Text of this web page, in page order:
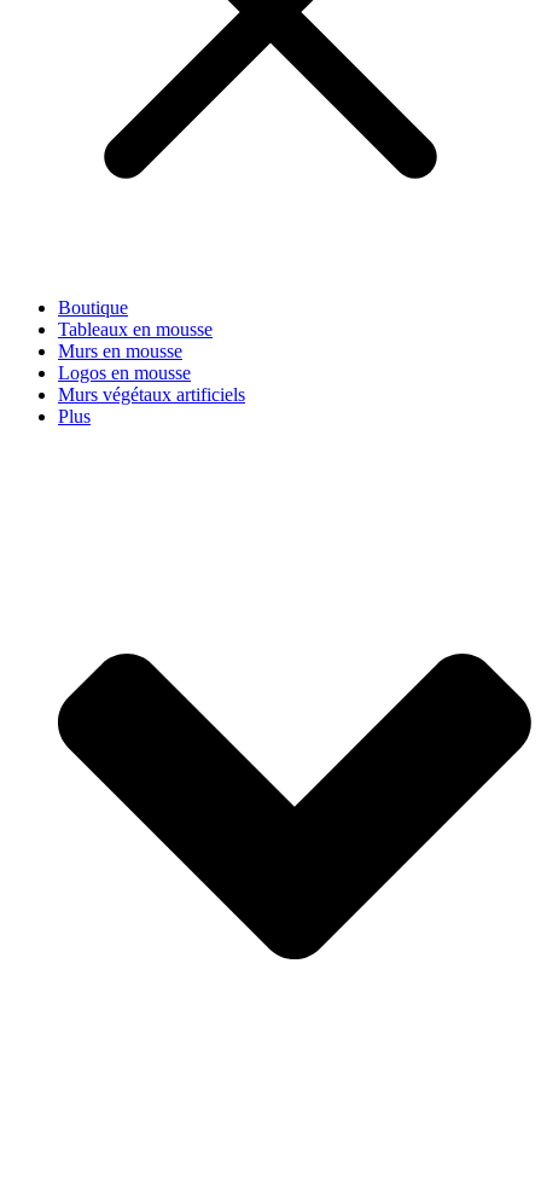
Boutique
Tableaux en mousse
Murs en mousse
Logos en mousse
Murs végétaux artificiels
Plus